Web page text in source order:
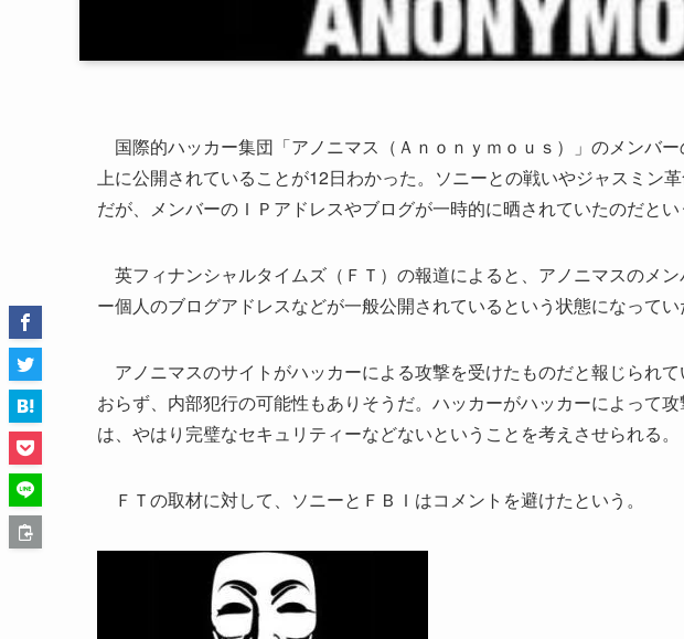
国際的ハッカー集団「アノニマス（Ａｎｏｎｙｍｏｕｓ）」のメンバ
上に公開されていることが12日わかった。ソニーとの戦いやジャスミン
だが、メンバーのＩＰアドレスやブログが一時的に晒されていたのだとい
英フィナンシャルタイムズ（ＦＴ）の報道によると、アノニマスのメ
ー個人のブログアドレスなどが一般公開されているという状態になってい
アノニマスのサイトがハッカーによる攻撃を受けたものだと報じられ
おらず、内部犯行の可能性もありそうだ。ハッカーがハッカーによって
は、やはり完璧なセキュリティーなどないということを考えさせられる。
ＦＴの取材に対して、ソニーとＦＢＩはコメントを避けたという。